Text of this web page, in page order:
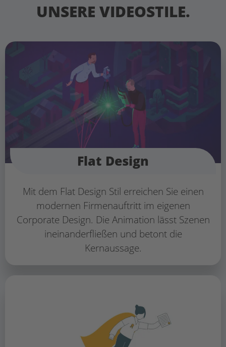
UNSERE VIDEOSTILE.
Flat Design
Mit dem Flat Design Stil erreichen Sie einen
modernen Firmenauftritt im eigenen
Corporate Design. Die Animation lässt Szenen
ineinanderfließen und betont die
Kernaussage.